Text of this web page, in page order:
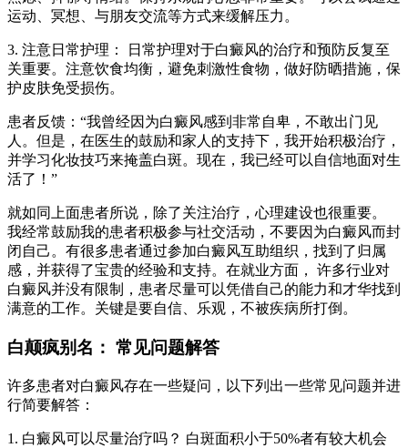
运动、冥想、与朋友交流等方式来缓解压力。
3. 注意日常护理： 日常护理对于白癜风的治疗和预防反复至
关重要。注意饮食均衡，避免刺激性食物，做好防晒措施，保
护皮肤免受损伤。
患者反馈：“我曾经因为白癜风感到非常自卑，不敢出门见
人。但是，在医生的鼓励和家人的支持下，我开始积极治疗，
并学习化妆技巧来掩盖白斑。现在，我已经可以自信地面对生
活了！”
就如同上面患者所说，除了关注治疗，心理建设也很重要。
我经常鼓励我的患者积极参与社交活动，不要因为白癜风而封
闭自己。有很多患者通过参加白癜风互助组织，找到了归属
感，并获得了宝贵的经验和支持。在就业方面， 许多行业对
白癜风并没有限制，患者尽量可以凭借自己的能力和才华找到
满意的工作。关键是要自信、乐观，不被疾病所打倒。
白颠疯别名： 常见问题解答
许多患者对白癜风存在一些疑问，以下列出一些常见问题并进
行简要解答：
1. 白癜风可以尽量治疗吗？ 白斑面积小于50%者有较大机会